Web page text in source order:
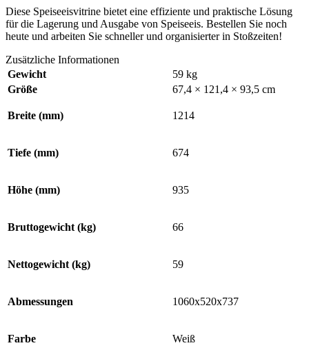
Diese Speiseeisvitrine bietet eine effiziente und praktische Lösung
für die Lagerung und Ausgabe von Speiseeis. Bestellen Sie noch
heute und arbeiten Sie schneller und organisierter in Stoßzeiten!
Zusätzliche Informationen
Gewicht
59 kg
Größe
67,4 × 121,4 × 93,5 cm
Breite (mm) 1214
Tiefe (mm) 674
Höhe (mm) 935
Bruttogewicht (kg) 66
Nettogewicht (kg) 59
Abmessungen 1060x520x737
Farbe Weiß